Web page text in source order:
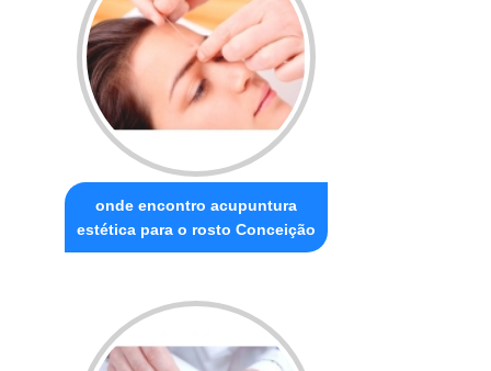
onde encontro acupuntura
estética para o rosto Conceição